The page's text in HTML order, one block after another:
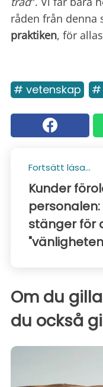
råden från denna
praktiken, för
# vetenskap #
Fortsätt läsa...
Kunder
stänger för
Om du
du också